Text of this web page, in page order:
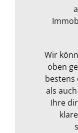
Wir
oben
bestens
als
Ihre
ihre
war
Egal